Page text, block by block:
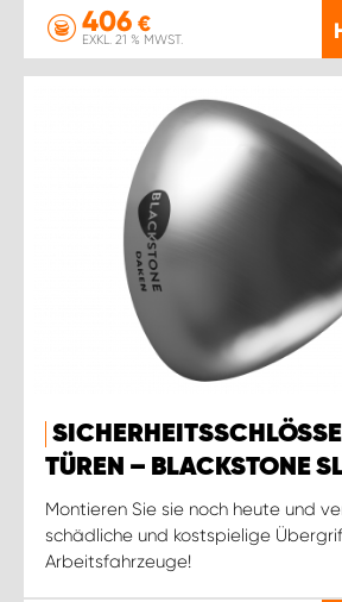
406 €
EXKL. 21 % MWST.
TÜREN – BLACKSTONE
Montieren Sie sie noch heute und
schädliche und kostspielige
Arbeitsfahrzeuge!